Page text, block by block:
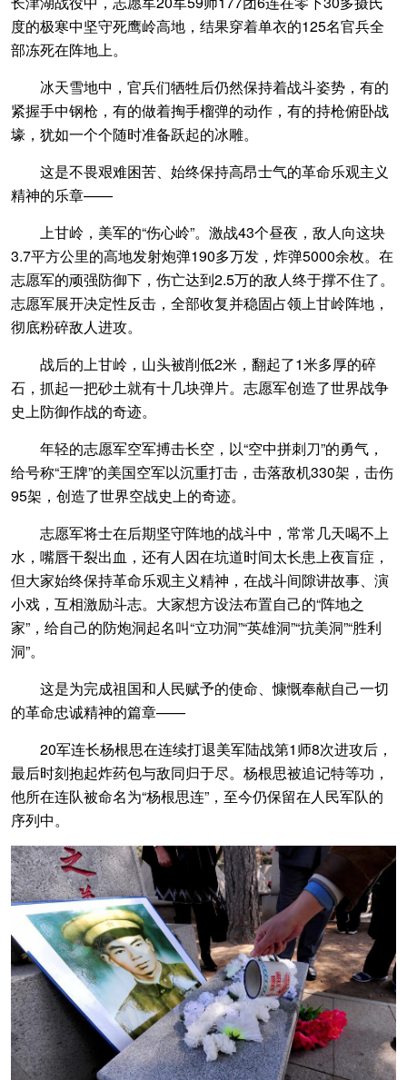
度的极寒中坚守死鹰岭高地，结果穿着单衣的125名官兵全
部冻死在阵地上。
冰天雪地中，官兵们牺牲后仍然保持着战斗姿势，有的
紧握手中钢枪，有的做着掏手榴弹的动作，有的持枪俯卧战
壕，犹如一个个随时准备跃起的冰雕。
这是不畏艰难困苦、始终保持高昂士气的革命乐观主义
精神的乐章——
上甘岭，美军的“伤心岭”。激战43个昼夜，敌人向这块
3.7平方公里的高地发射炮弹190多万发，炸弹5000余枚。在
志愿军的顽强防御下，伤亡达到2.5万的敌人终于撑不住了。
志愿军展开决定性反击，全部收复并稳固占领上甘岭阵地，
彻底粉碎敌人进攻。
战后的上甘岭，山头被削低2米，翻起了1米多厚的碎
石，抓起一把砂土就有十几块弹片。志愿军创造了世界战争
史上防御作战的奇迹。
年轻的志愿军空军搏击长空，以“空中拼刺刀”的勇气，
给号称“王牌”的美国空军以沉重打击，击落敌机330架，击伤
95架，创造了世界空战史上的奇迹。
志愿军将士在后期坚守阵地的战斗中，常常几天喝不上
水，嘴唇干裂出血，还有人因在坑道时间太长患上夜盲症，
但大家始终保持革命乐观主义精神，在战斗间隙讲故事、演
小戏，互相激励斗志。大家想方设法布置自己的“阵地之
家”，给自己的防炮洞起名叫“立功洞”“英雄洞”“抗美洞”“胜利
洞”。
这是为完成祖国和人民赋予的使命、慷慨奉献自己一切
的革命忠诚精神的篇章——
20军连长杨根思在连续打退美军陆战第1师8次进攻后，
最后时刻抱起炸药包与敌同归于尽。杨根思被追记特等功，
他所在连队被命名为“杨根思连”，至今仍保留在人民军队的
序列中。